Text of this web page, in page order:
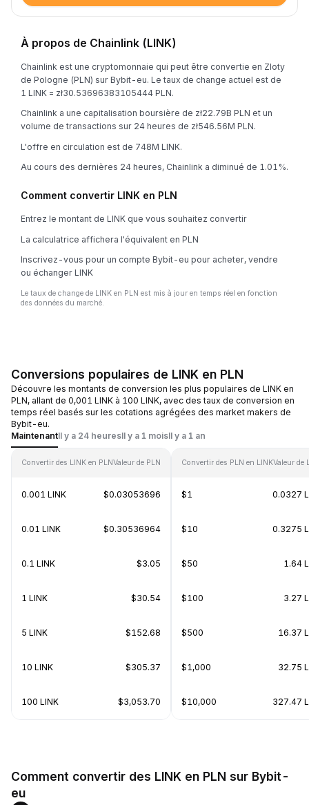
À propos de Chainlink (LINK)
Chainlink est une cryptomonnaie qui peut être convertie en Zloty
de Pologne (PLN) sur Bybit-eu. Le taux de change actuel est de
1 LINK = zł30.53696383105444 PLN.
Chainlink a une capitalisation boursière de zł22.79B PLN et un
volume de transactions sur 24 heures de zł546.56M PLN.
L'offre en circulation est de 748M LINK.
Au cours des dernières 24 heures, Chainlink a diminué de 1.01%.
Comment convertir LINK en PLN
Entrez le montant de LINK que vous souhaitez convertir
La calculatrice affichera l'équivalent en PLN
Inscrivez-vous pour un compte Bybit-eu pour acheter, vendre
ou échanger LINK
Le taux de change de LINK en PLN est mis à jour en temps réel en fonction
des données du marché.
Conversions populaires de LINK en PLN
Découvre les montants de conversion les plus populaires de LINK en
PLN, allant de 0,001 LINK à 100 LINK, avec des taux de conversion en
temps réel basés sur les cotations agrégées des market makers de
Bybit-eu.
MaintenantIl y a 24 heuresIl y a 1 moisIl y a 1 an
Convertir des LINK en PLNValeur de PLN
0.001 LINK $0.03053696
0.01 LINK $0.30536964
0.1 LINK $3.05
1 LINK $30.54
5 LINK $152.68
10 LINK $305.37
100 LINK $3,053.70
Convertir des PLN en LINKValeur de
$1 0.0327
$10 0.3275
$50 1.64
$100 3.27
$500 16.37
$1,000 32.75
$10,000 327.47
Comment convertir des LINK en PLN sur Bybit-
eu